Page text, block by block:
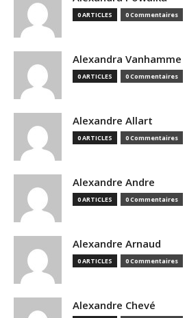
0 ARTICLES 0 Commentaires
Alexandra Vanhamme
0 ARTICLES 0 Commentaires
Alexandre Allart
0 ARTICLES 0 Commentaires
Alexandre Andre
0 ARTICLES 0 Commentaires
Alexandre Arnaud
0 ARTICLES 0 Commentaires
Alexandre Chevé